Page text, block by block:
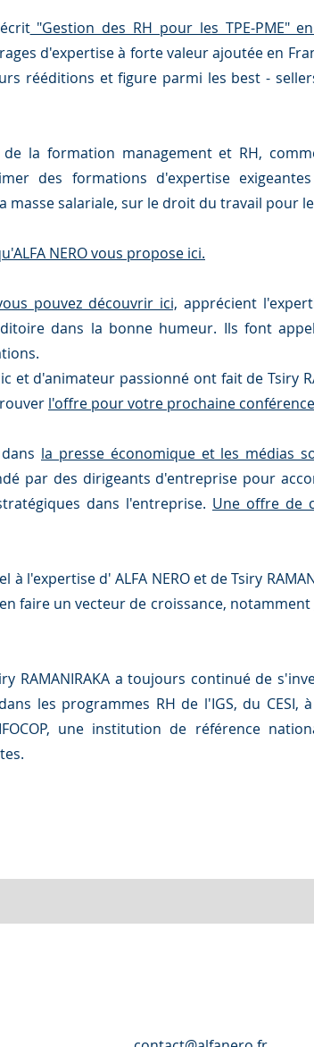
"Gestion des RH pour les TPE-PME"
d'expertise à forte valeur ajoutée en
rééditions et figure parmi les best -
la formation management et RH, comme
des formations d'expertise
masse salariale, sur le droit du travail pour
NERO vous propose ici.
pouvez découvrir ici, apprécient
dans la bonne humeur. Ils font
et d'animateur passionné ont fait de Tsiry
l'offre pour votre prochaine
la presse économique et les médias
par des dirigeants d'entreprise pour
dans l'entreprise. Une offre de
l'expertise d' ALFA NERO et de Tsiry
faire un vecteur de croissance, notamment
RAMANIRAKA a toujours continué de
les programmes RH de l'IGS, du CESI, à
une institution de référence